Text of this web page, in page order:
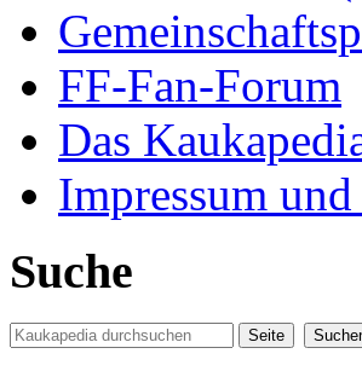
FF-Fan-Forum
Das
Impressum
Suche